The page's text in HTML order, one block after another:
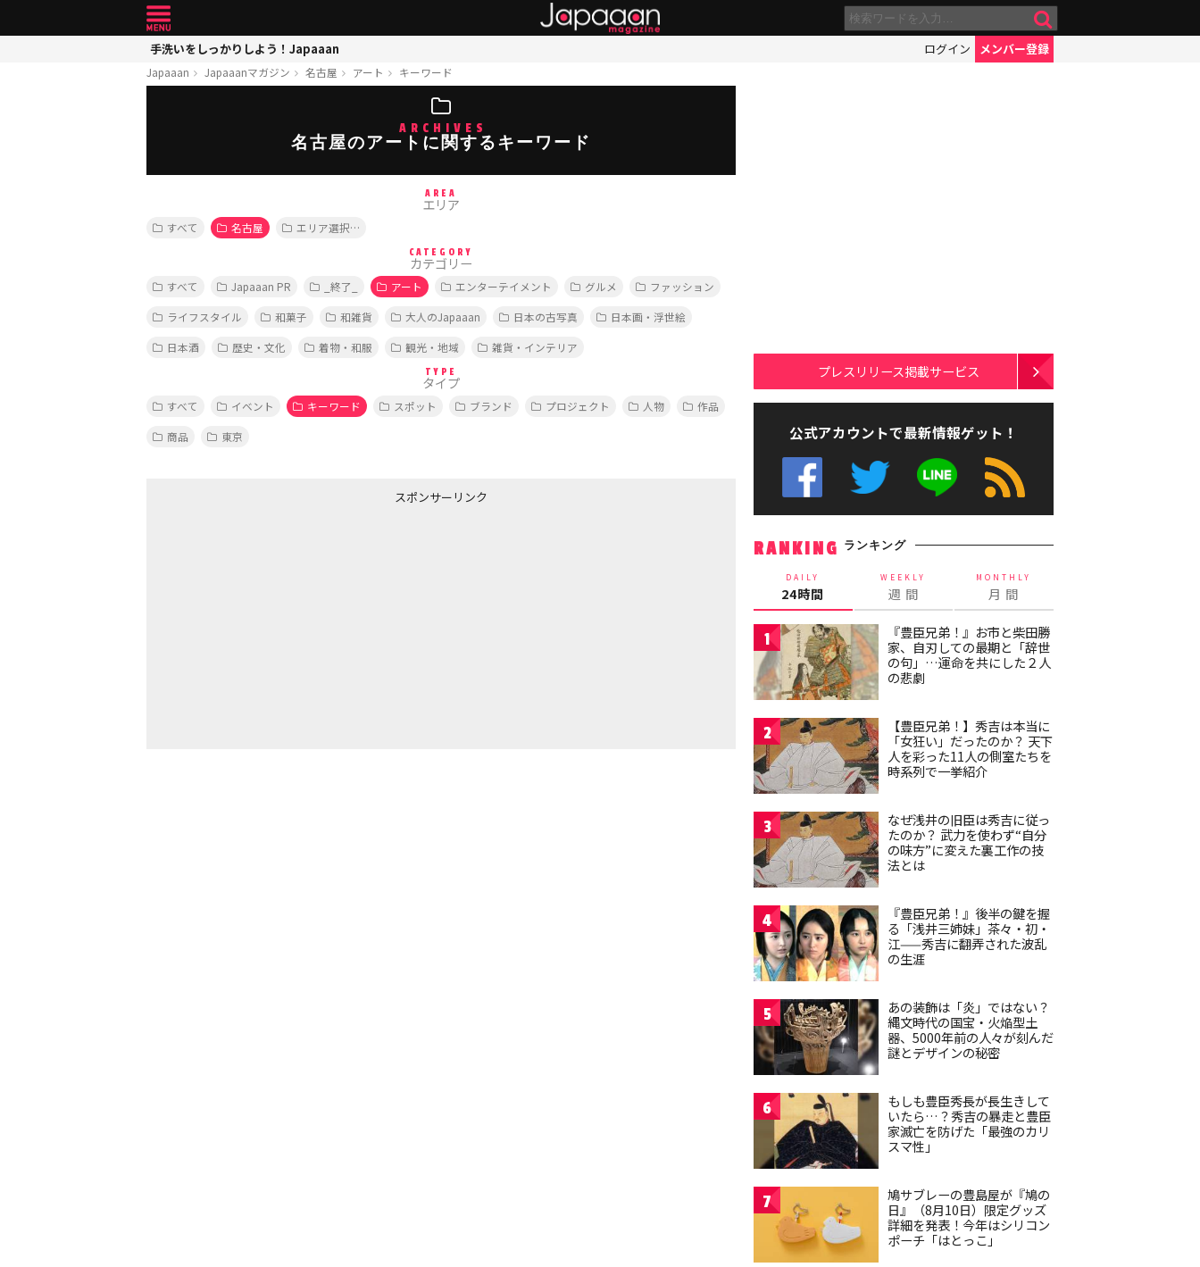
手洗いをしっかりしよう！Japaaan ログイン メンバー登録
Japaaan Japaaanマガジン 名古屋 アート キーワード
ARCHIVES
名古屋のアートに関するキーワード
AREA
エリア
すべて 名古屋 エリア選択…
CATEGORY
カテゴリー
すべて Japaaan PR _終了_ アート エンターテイメント グルメ
ファッション
ライフスタイル
和菓子 和雑貨 大人のJapaaan 日本の古写真
日本画・浮世絵
日本酒
歴史・文化 着物・和服 観光・地域 雑貨・インテリア
TYPE
タイプ
すべて イベント キーワード スポット ブランド プロジェクト 人物
作品
商品
東京
スポンサーリンク
プレスリリース掲載サービス
公式アカウントで最新情報ゲット！
RANKING ランキング
DAILY
24時間
WEEKLY
週 間
MONTHLY
月 間
1
『豊臣兄弟！』お市と柴田勝
家、自刃しての最期と「辞世
の句」…運命を共にした２人
の悲劇
2
【豊臣兄弟！】秀吉は本当に
「女狂い」だったのか？ 天下
人を彩った11人の側室たちを
時系列で一挙紹介
3
なぜ浅井の旧臣は秀吉に従っ
たのか？ 武力を使わず“自分
の味方”に変えた裏工作の技
法とは
4
『豊臣兄弟！』後半の鍵を握
る「浅井三姉妹」茶々・初・
江——秀吉に翻弄された波乱
の生涯
5
あの装飾は「炎」ではない？
縄文時代の国宝・火焔型土
器、5000年前の人々が刻んだ
謎とデザインの秘密
6
もしも豊臣秀長が長生きして
いたら…？秀吉の暴走と豊臣
家滅亡を防げた「最強のカリ
スマ性」
7
鳩サブレーの豊島屋が『鳩の
日』（8月10日）限定グッズ
詳細を発表！今年はシリコン
ポーチ「はとっこ」